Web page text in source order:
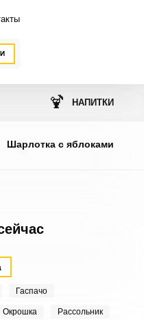
🍹 НАПИТКИ
Шарлотка с яблоками
Гаспачо
Окрошка Рассольник